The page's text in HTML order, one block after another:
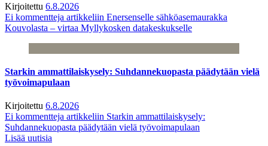
Kirjoitettu 6.8.2026
Ei kommentteja artikkeliin Enersenselle sähköasemaurakka
Kouvolasta – virtaa Myllykosken datakeskukselle
Starkin ammattilaiskysely: Suhdannekuopasta päädytään vielä
työvoimapulaan
Kirjoitettu 6.8.2026
Ei kommentteja artikkeliin Starkin ammattilaiskysely:
Suhdannekuopasta päädytään vielä työvoimapulaan
Lisää uutisia